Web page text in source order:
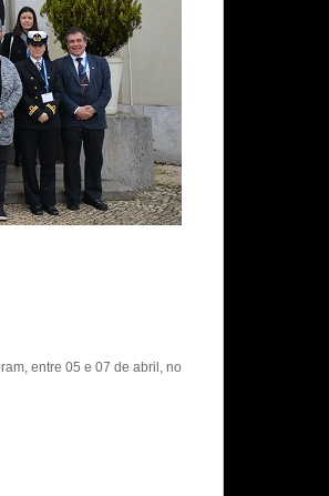
entre 05 e 07 de abril, no